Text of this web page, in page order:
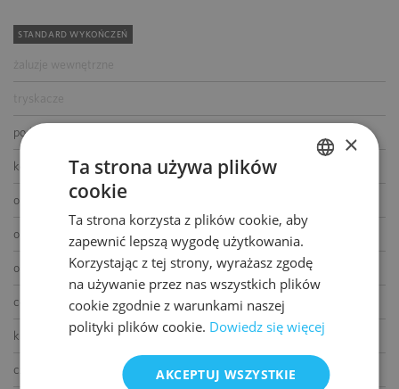
STANDARD WYKOŃCZEŃ
żaluzje wewnętrzne
podwójne zasilanie
kontrola dostępu
okablowanie telefoniczne
okablowanie komputerowe
okablowanie elektryczne
centrala telefoniczna
klimatyzacja
czujniki dymu i ciepła
ENGLISH
×
Ta strona używa plików
cookie
Ta strona korzysta z plików cookie, aby
zapewnić lepszą wygodę użytkowania.
Korzystając z tej strony, wyrażasz zgodę
na używanie przez nas wszystkich plików
cookie zgodnie z warunkami naszej
polityki plików cookie. Dowiedz się więcej
AKCEPTUJ WSZYSTKIE